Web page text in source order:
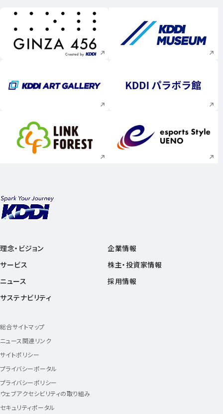
新規ウィンドウで開く 新規ウィンドウで
新規ウィンドウで開く 新規ウィンドウで
新規ウィンドウで開く 新規ウィンドウで
理念・ビジョン
サービス
ニュース
サステナビリティ
企業情報
株主・投資家情報
採用情報
総合サイトマップ
ニュース関連リンク
サイトポリシー
プライバシーポータル
プライバシーポリシー
ウェブアクセシビリティの取り組み
セキュリティポータル